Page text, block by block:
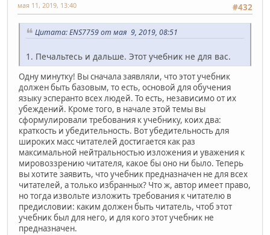
#432
мая 11, 2019, 13:40
Цитата: ENS7759 от мая 9, 2019, 08:51
1. Печальтесь и дальше. Этот учебник не для вас.
Одну минутку! Вы сначала заявляли, что этот учебник
должен быть базовым, то есть, основой для обучения
языку эсперанто всех людей. То есть, независимо от их
убеждений. Кроме того, в начале этой темы вы
сформулировали требования к учебнику, коих два:
краткость и убедительность. Вот убедительность для
широких масс читателей достигается как раз
максимальной нейтральностью изложения и уважения к
мировоззрению читателя, какое бы оно ни было. Теперь
вы хотите заявить, что учебник предназначен не для всех
читателей, а только избранных? Что ж, автор имеет право,
но тогда извольте изложить требования к читателю в
предисловии: каким должен быть читатель, чтоб этот
учебник был для него, и для кого этот учебник не
предназначен.